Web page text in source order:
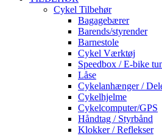
Cykel Tilbehør
Bagagebærer
Barends/styrender
Barnestole
Cykel Værktøj
Speedbox / E-bike
Låse
Cykelanhænger /
Cykelhjelme
Cykelcomputer/GPS
Håndtag / Styrbånd
Klokker / Reflekser